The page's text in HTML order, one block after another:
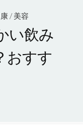
/美容
い飲み
おすす